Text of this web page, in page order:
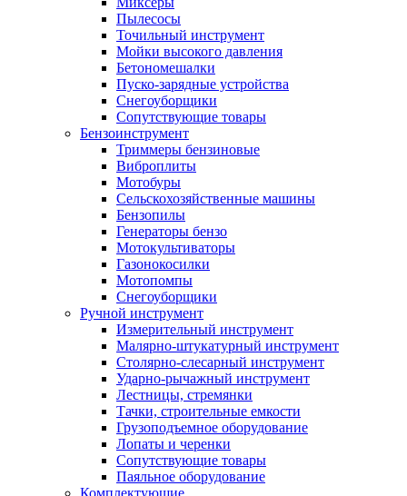
Пылесосы
Точильный инструмент
Мойки высокого давления
Бетономешалки
Пуско-зарядные устройства
Снегоуборщики
Сопутствующие товары
Бензоинструмент
Триммеры бензиновые
Виброплиты
Мотобуры
Сельскохозяйственные машины
Бензопилы
Генераторы бензо
Мотокультиваторы
Газонокосилки
Мотопомпы
Снегоуборщики
Ручной инструмент
Измерительный инструмент
Малярно-штукатурный инструмент
Столярно-слесарный инструмент
Ударно-рычажный инструмент
Лестницы, стремянки
Тачки, строительные емкости
Грузоподъемное оборудование
Лопаты и черенки
Сопутствующие товары
Паяльное оборудование
Комплектующие